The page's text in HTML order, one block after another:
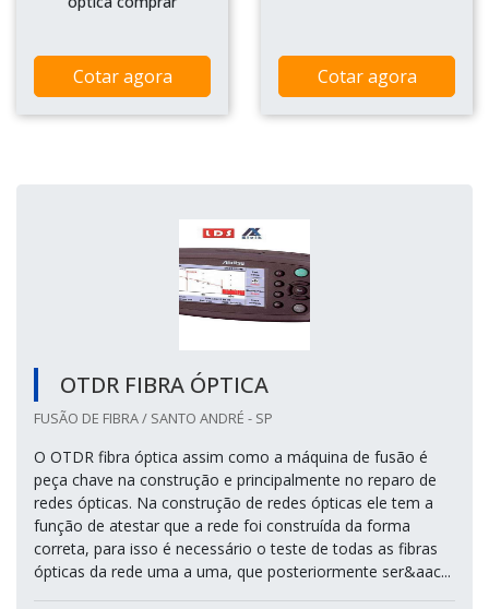
Cotar agora Cotar agora
OTDR FIBRA ÓPTICA
FUSÃO DE FIBRA / SANTO ANDRÉ - SP
O OTDR fibra óptica assim como a máquina de fusão é
peça chave na construção e principalmente no reparo de
redes ópticas. Na construção de redes ópticas ele tem a
função de atestar que a rede foi construída da forma
correta, para isso é necessário o teste de todas as fibras
ópticas da rede uma a uma, que posteriormente ser&aac...